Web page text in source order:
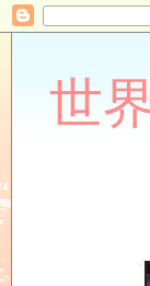
世